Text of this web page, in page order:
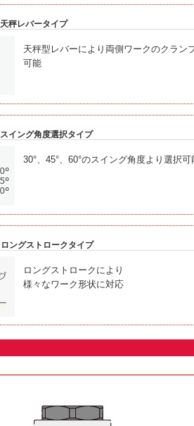
天秤レバータイプ
天秤型レバーにより両側ワークのクラン
可能
スイング角度選択タイプ
30°、45°、60°のスイング角度より選択可
ロングストロークタイプ
ロングストロークにより
様々なワーク形状に対応